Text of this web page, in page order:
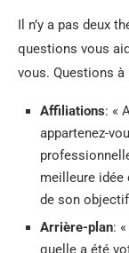
Il n’y a pas deux
questions vous
vous. Questions à
Affiliations: «
appartenez-
meilleure idée
de son
Arrière-plan:
quelle a été